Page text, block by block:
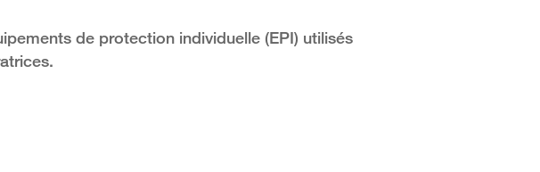
de protection individuelle (EPI) utilisés